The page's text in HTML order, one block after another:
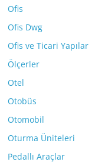
Ofis
Ofis Dwg
Ofis ve Ticari Yapılar
Ölçerler
Otel
Otobüs
Otomobil
Oturma Üniteleri
Pedallı Araçlar